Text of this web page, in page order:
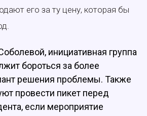
его за ту цену, которая бы
инициативная группа
бороться за более
решения проблемы. Также
провести пикет перед
если мероприятие